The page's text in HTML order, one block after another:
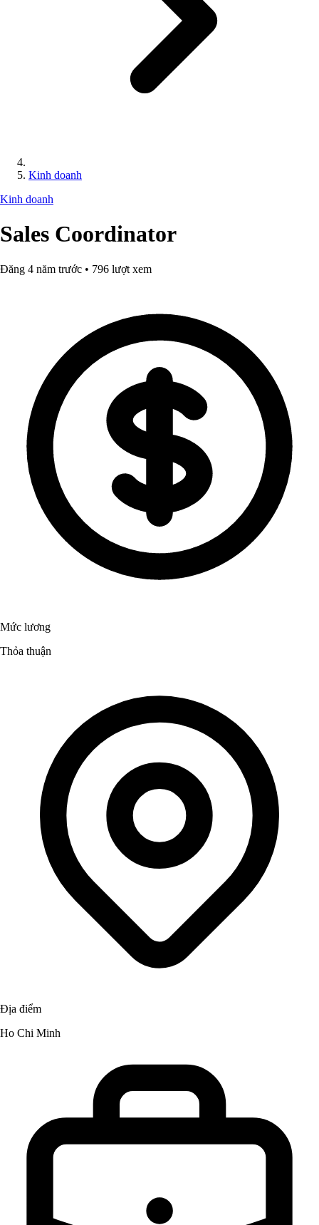
Kinh doanh
Kinh doanh
Sales Coordinator
Đăng 4 năm trước • 796 lượt xem
Mức lương
Thỏa thuận
Địa điểm
Ho Chi Minh